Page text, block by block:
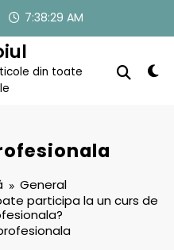
7:38:29 AM
din toate
General
participa la un curs de